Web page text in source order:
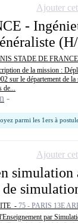
-
STADE DE
de la mission :
sur le département de la
parmi les 1ers à
Ajouter
simulation
de
- 75 - PARIS 13E
par
Ajouter